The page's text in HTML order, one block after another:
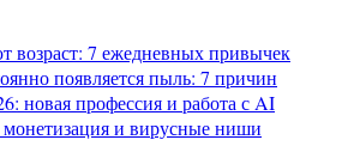
возраст: 7 ежедневных привычек
появляется пыль: 7 причин
новая профессия и работа с AI
и вирусные ниши